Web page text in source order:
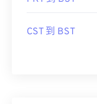
CST 到 BST